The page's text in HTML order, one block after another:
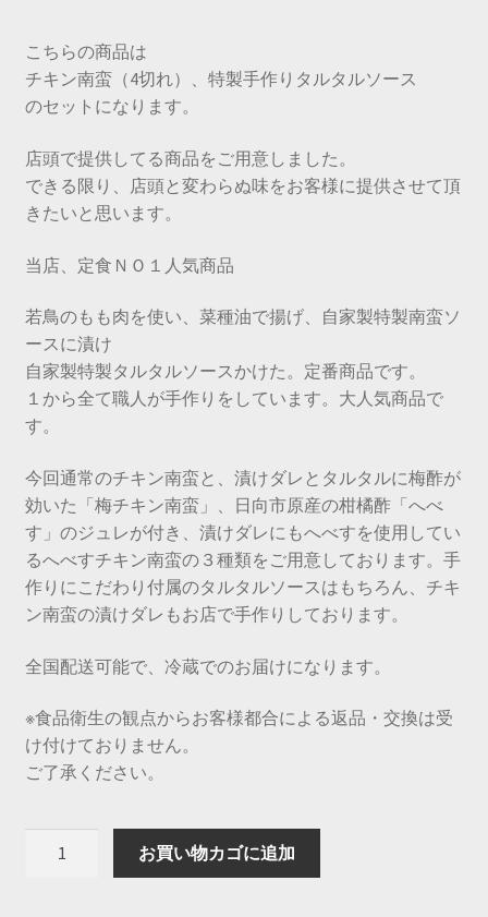
こちらの商品は
チキン南蛮（4切れ）、特製手作りタルタルソース
のセットになります。
店頭で提供してる商品をご用意しました。
できる限り、店頭と変わらぬ味をお客様に提供させて頂
きたいと思います。
当店、定食ＮＯ１人気商品
若鳥のもも肉を使い、菜種油で揚げ、自家製特製南蛮ソ
ースに漬け
自家製特製タルタルソースかけた。定番商品です。
１から全て職人が手作りをしています。大人気商品で
す。
今回通常のチキン南蛮と、漬けダレとタルタルに梅酢が
効いた「梅チキン南蛮」、日向市原産の柑橘酢「へべ
す」のジュレが付き、漬けダレにもへべすを使用してい
るへべすチキン南蛮の３種類をご用意しております。手
作りにこだわり付属のタルタルソースはもちろん、チキ
ン南蛮の漬けダレもお店で手作りしております。
全国配送可能で、冷蔵でのお届けになります。
※食品衛生の観点からお客様都合による返品・交換は受
け付けておりません。
ご了承ください。
お買い物カゴに追加